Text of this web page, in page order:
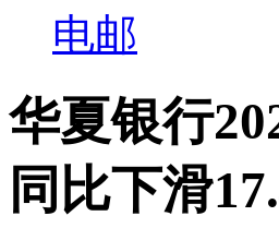
电邮
华夏银行
同比下滑